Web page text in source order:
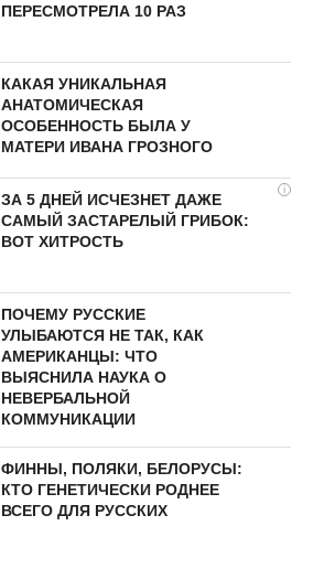
ПЕРЕСМОТРЕЛА 10 РАЗ
КАКАЯ УНИКАЛЬНАЯ
АНАТОМИЧЕСКАЯ
ОСОБЕННОСТЬ БЫЛА У
МАТЕРИ ИВАНА ГРОЗНОГО
i
ЗА 5 ДНЕЙ ИСЧЕЗНЕТ ДАЖЕ
САМЫЙ ЗАСТАРЕЛЫЙ ГРИБОК:
ВОТ ХИТРОСТЬ
ПОЧЕМУ РУССКИЕ
УЛЫБАЮТСЯ НЕ ТАК, КАК
АМЕРИКАНЦЫ: ЧТО
ВЫЯСНИЛА НАУКА О
НЕВЕРБАЛЬНОЙ
КОММУНИКАЦИИ
ФИННЫ, ПОЛЯКИ, БЕЛОРУСЫ:
КТО ГЕНЕТИЧЕСКИ РОДНЕЕ
ВСЕГО ДЛЯ РУССКИХ